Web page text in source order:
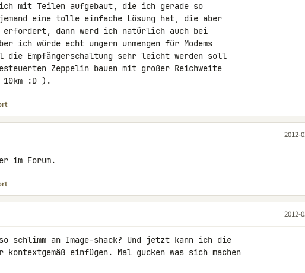
ich mit Teilen aufgebaut, die ich gerade so
jemand eine tolle einfache Lösung hat, die aber
erfordert, dann werd ich natürlich auch bei
ich würde echt ungern unmengen für Modems
die Empfängerschaltung sehr leicht werden soll
Zeppelin bauen mit großer Reichweite
10km :D ).
2012-
im Forum.
2012-
schlimm an Image-shack? Und jetzt kann ich die
einfügen. Mal gucken was sich machen